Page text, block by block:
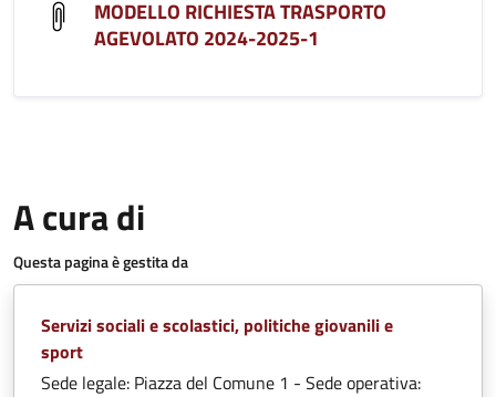
MODELLO RICHIESTA TRASPORTO
AGEVOLATO 2024-2025-1
A cura di
Questa pagina è gestita da
Servizi sociali e scolastici, politiche giovanili e
sport
Sede legale: Piazza del Comune 1 - Sede operativa: